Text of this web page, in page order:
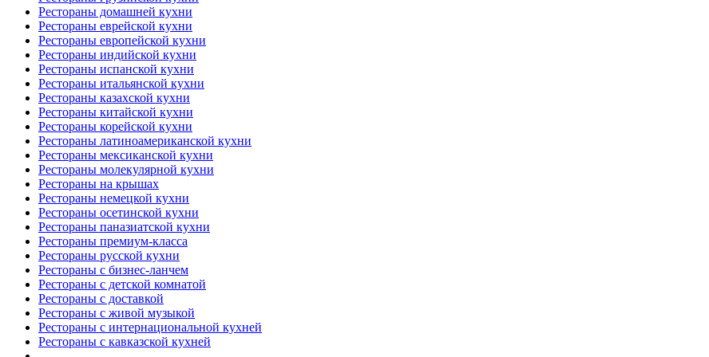
Рестораны домашней кухни
Рестораны еврейской кухни
Рестораны европейской кухни
Рестораны индийской кухни
Рестораны испанской кухни
Рестораны итальянской кухни
Рестораны казахской кухни
Рестораны китайской кухни
Рестораны корейской кухни
Рестораны латиноамериканской кухни
Рестораны мексиканской кухни
Рестораны молекулярной кухни
Рестораны на крышах
Рестораны немецкой кухни
Рестораны осетинской кухни
Рестораны паназиатской кухни
Рестораны премиум-класса
Рестораны русской кухни
Рестораны с бизнес-ланчем
Рестораны с детской комнатой
Рестораны с доставкой
Рестораны с живой музыкой
Рестораны с интернациональной кухней
Рестораны с кавказской кухней